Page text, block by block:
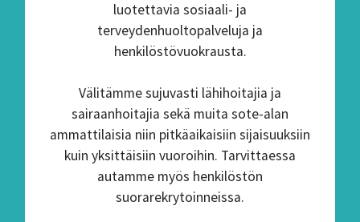
luotettavia sosiaali- ja
terveydenhuoltopalveluja ja
henkilöstövuokrausta.
Välitämme sujuvasti lähihoitajia ja
sairaanhoitajia sekä muita sote-alan
ammattilaisia niin pitkäaikaisiin sijaisuuksiin
kuin yksittäisiin vuoroihin. Tarvittaessa
autamme myös henkilöstön
suorarekrytoinneissa.